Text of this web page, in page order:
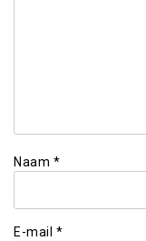
Naam *
E-mail *